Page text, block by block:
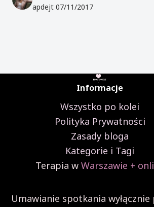
apdejt 07/11/2017
Informacje
Wszystko po kolei
Polityka Prywatności
Zasady bloga
Kategorie i Tagi
Terapia w Warszawie +
Umawianie spotkania wyłącznie